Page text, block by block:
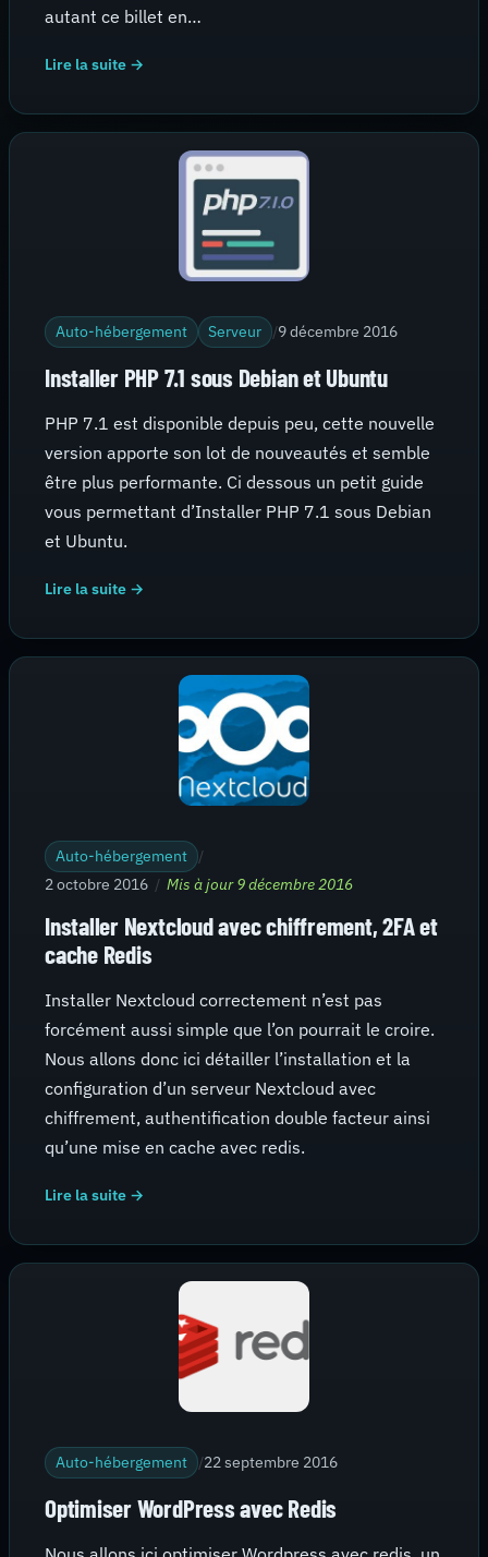
autant ce billet en…
Lire la suite →
Auto-hébergement Serveur /9 décembre 2016
Installer PHP 7.1 sous Debian et Ubuntu
PHP 7.1 est disponible depuis peu, cette nouvelle
version apporte son lot de nouveautés et semble
être plus performante. Ci dessous un petit guide
vous permettant d’Installer PHP 7.1 sous Debian
et Ubuntu.
Lire la suite →
Auto-hébergement /
2 octobre 2016 / Mis à jour 9 décembre 2016
Installer Nextcloud avec chiffrement, 2FA et
cache Redis
Installer Nextcloud correctement n’est pas
forcément aussi simple que l’on pourrait le croire.
Nous allons donc ici détailler l’installation et la
configuration d’un serveur Nextcloud avec
chiffrement, authentification double facteur ainsi
qu’une mise en cache avec redis.
Lire la suite →
Auto-hébergement /22 septembre 2016
Optimiser WordPress avec Redis